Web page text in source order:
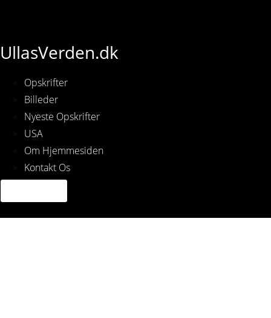
UllasVerden.dk
Opskrifter
Billeder
Nyeste Opskrifter
USA
Om Hjemmesiden
Kontakt Os